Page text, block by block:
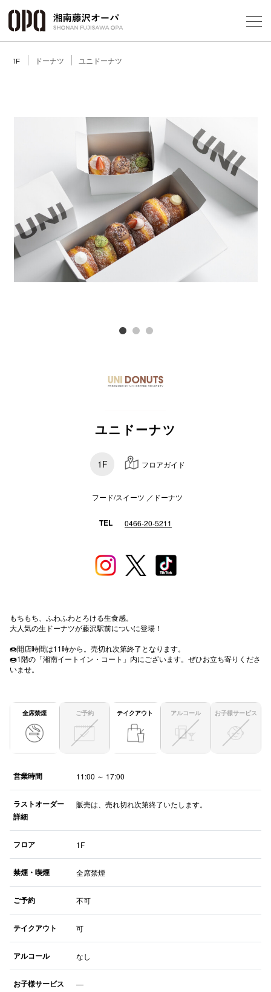
1F ドーナツ ユニドーナツ
Previous Next
ユニドーナツ
1F フロアガイド
フード/スイーツ ／ドーナツ
TEL 0466-20-5211
もちもち、ふわふわとろける生食感。
大人気の生ドーナツが藤沢駅前についに登場！
🍩開店時間は11時から。売切れ次第終了となります。
🍩1階の「湘南イートイン・コート」内にございます。ぜひお立ち寄りくださ
いませ。
全席禁煙 ご予約 テイクアウト アルコール お子様サービス
営業時間 11:00 ～ 17:00
ラストオーダー
詳細
販売は、売れ切れ次第終了いたします。
フロア 1F
禁煙・喫煙 全席禁煙
ご予約 不可
テイクアウト 可
アルコール なし
お子様サービス ―
ショッ
レスト
施設案内
キャナルシ